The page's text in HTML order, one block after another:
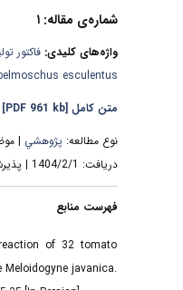
شماره‌ی مقاله: ۱
واژه‌های کلیدی:فاکتور
esculentus
متن کامل[PDF 961 kb]
نوع مطالعه:پژوهشي|
دریافت: 1404/2/1 | پذیرش: 1404/4/25 | انتشار: 1404/6/25
فهرست منابع
reaction of 32 tomato
Meloidogyne javanica.